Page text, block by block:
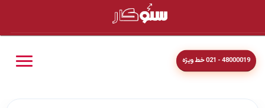
48000019 - 021 خط ویژه